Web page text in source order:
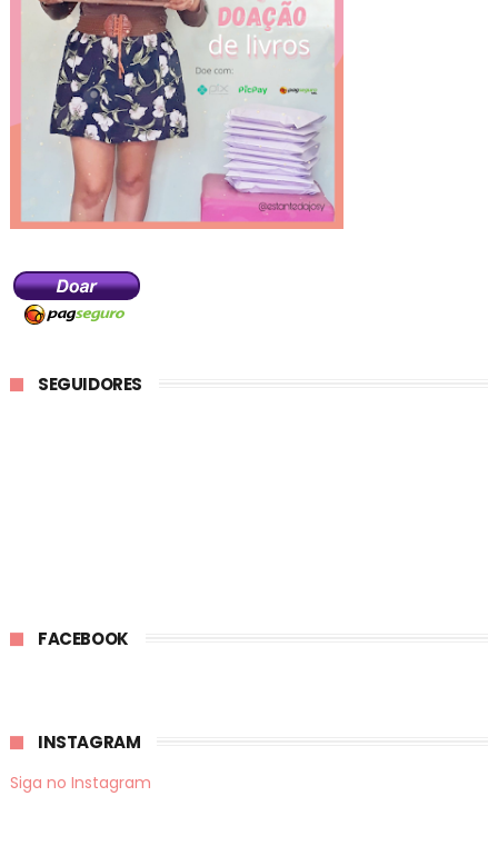
SEGUIDORES
FACEBOOK
INSTAGRAM
Siga no Instagram